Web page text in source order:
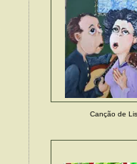
Canção de